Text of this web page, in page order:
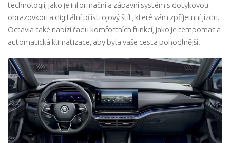
technologií, jako je informační a zábavní systém s dotykovou
obrazovkou a digitální přístrojový štít, které vám zpříjemní jízdu.
Octavia také nabízí řadu komfortních funkcí, jako je tempomat a
automatická klimatizace, aby byla vaše cesta pohodlnější.